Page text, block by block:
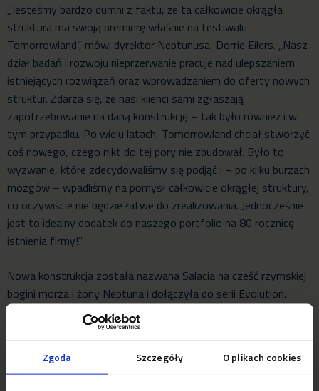
Zgoda Szczegóły O plikach cookies
„Jesteśmy bardzo dumni z faktu, że ta całkowicie okrągła
struktura ma swoją premierę właśnie na festiwalu
Tomorrowland”, mówi dyrektor Neptunusa, Dorrie Eilers. „Nasz
dział badań i rozwoju nieprzerwanie pracuje nad ulepszaniem
istniejących rozwiązań oraz wprowadzaniem do oferty nowych
struktur. Zdarza się, że nasi klienci sami zgłaszają
zapotrzebowanie na daną konstrukcję – tak było również i w
tym przypadku. Po wielu latach, Tomorrowland chciał stworzyć
coś nowego, czego nikt do tej pory nie zbudował. Było to
wyzwanie, które zdecydowaliśmy się podjąć i – po kilku burzach
mózgów – wpadliśmy na pomysł całkowicie okrągłej struktury,
co oczywiście nie będzie łatwe do zrealizowania. Jednocześnie
jest to idealny dodatek do naszego portfolio na 80 rocznicę
istnienia firmy!”
Nowa konstrukcja została nazwana Salacia na cześć rzymskiej
bogini morza i żony Neptuna i dołączyła do serii Evolution.
Budynek przykuwa uwagę ze względu na swoje wszechstronne
zastosowanie. Rozpiętość budynku to 30 metrów, ale może
być rozszerzona za pomocą pięciometrowego dodatkowego
dachu. Wysokość wynosi od ośmiu do 12 metrów. Konstrukcja